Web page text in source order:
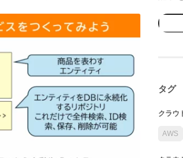
タグ
クラウ
AWS